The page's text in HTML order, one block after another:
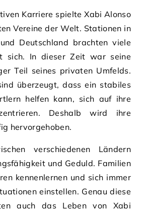
Karriere spielte Xabi Alonso
Vereine der Welt. Stationen in
Deutschland brachten viele
sich. In dieser Zeit war seine
Teil seines privaten Umfelds.
überzeugt, dass ein stabiles
helfen kann, sich auf ihre
Deshalb wird ihre
hervorgehoben.
verschiedenen Ländern
und Geduld. Familien
kennenlernen und sich immer
einstellen. Genau diese
auch das Leben von Xabi